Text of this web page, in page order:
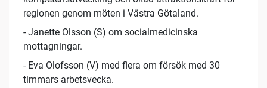
regionen genom möten i Västra Götaland.
- Janette Olsson (S) om socialmedicinska
mottagningar.
- Eva Olofsson (V) med flera om försök med 30
timmars arbetsvecka.